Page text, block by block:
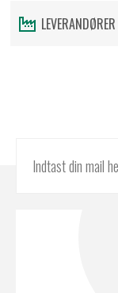
LEVERANDØRER